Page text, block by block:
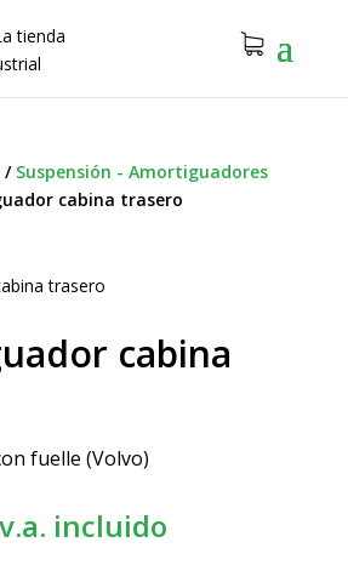
/ Suspensión - Amortiguadores
cabina trasero
cabina
fuelle (Volvo)
incluido